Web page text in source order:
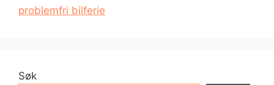
problemfri bilferie
Søk